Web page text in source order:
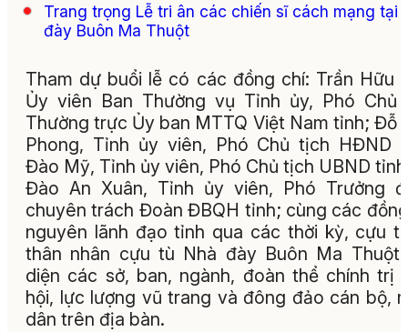
Trang trọng Lễ tri ân các chiến sĩ cách mạng tại
đày Buôn Ma Thuột
Tham dự buổi lễ có các đồng chí: Trần Hữu
Ủy viên Ban Thường vụ Tỉnh ủy, Phó Chủ
Thường trực Ủy ban MTTQ Việt Nam tỉnh; Đỗ
Phong, Tỉnh ủy viên, Phó Chủ tịch HĐND
Đào Mỹ, Tỉnh ủy viên, Phó Chủ tịch UBND
Đào An Xuân, Tỉnh ủy viên, Phó Trưởng
chuyên trách Đoàn ĐBQH tỉnh; cùng các
nguyên lãnh đạo tỉnh qua các thời kỳ, cựu
thân nhân cựu tù Nhà đày Buôn Ma
diện các sở, ban, ngành, đoàn thể chính trị
hội, lực lượng vũ trang và đông đảo cán bộ,
dân trên địa bàn.